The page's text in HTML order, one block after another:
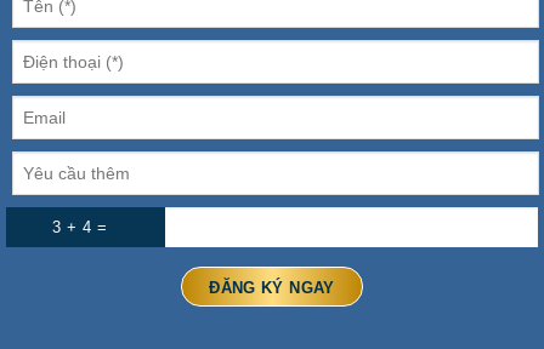
3 + 4 =